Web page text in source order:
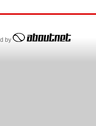
by